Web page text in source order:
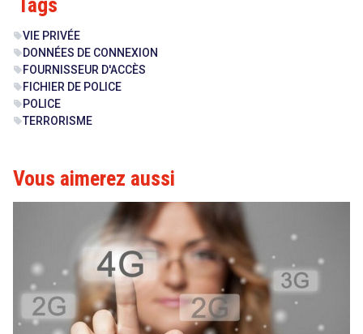
sellVIE PRIVÉE
sell DONNÉES DE CONNEXION
sell FOURNISSEUR D'ACCÈS
sell FICHIER DE POLICE
sell POLICE
sellTERRORISME
Vous aimerez aussi